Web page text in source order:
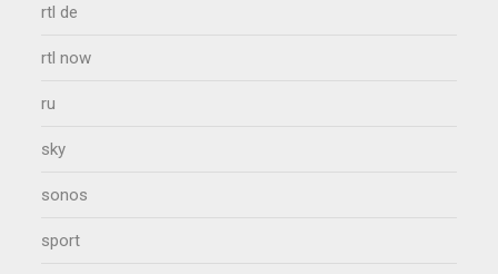
rtl de
rtl now
ru
sky
sonos
sport